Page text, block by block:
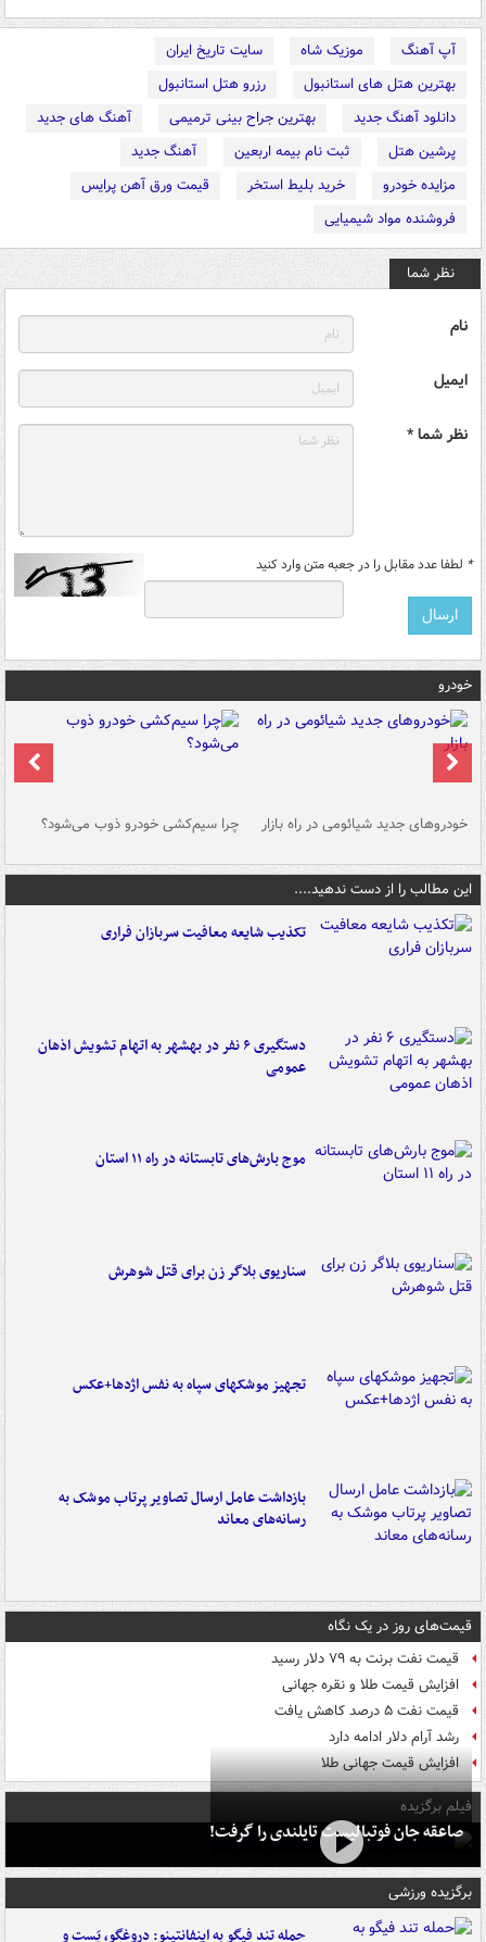
آپ آهنگ موزیک شاه
سایت تاریخ ایران
بهترین هتل های استانبول
رزرو هتل استانبول
دانلود آهنگ جدید
بهترین جراح بینی ترمیمی
آهنگ های جدید
پرشین هتل
ثبت نام بیمه اربعین
آهنگ جدید
مزایده خودرو
خرید بلیط استخر
قیمت ورق آهن پرایس
فروشنده مواد شیمیایی
نظر شما
نام
ایمیل
نظر شما *
* لطفا عدد مقابل را در جعبه متن وارد کنید
خودرو
خودروهای جدید شیائومی در راه بازار چرا سیم‌کشی خودرو ذوب می‌شود؟
این مطالب را از دست ندهید....
تکذیب شایعه معافیت سربازان فراری
دستگیری ۶ نفر در بهشهر به اتهام تشویش اذهان
عمومی
موج بارش‌های تابستانه در راه ۱۱ استان
سناریوی بلاگر زن برای قتل شوهرش
تجهیز موشکهای سپاه به نفس اژدها+عکس
بازداشت عامل ارسال تصاویر پرتاب موشک به
رسانه‌های معاند
قیمت‌های روز در یک نگاه
قیمت نفت برنت به ۷۹ دلار رسید
افزایش قیمت طلا و نقره جهانی
قیمت نفت ۵ درصد کاهش یافت
رشد آرام دلار ادامه دارد
افزایش قیمت جهانی طلا
فیلم برگزیده
صاعقه جان فوتبالیست تایلندی را گرفت!
برگزیده ورزشی
حمله تند فیگو به اینفانتینو: دروغگو، پَست‌ و